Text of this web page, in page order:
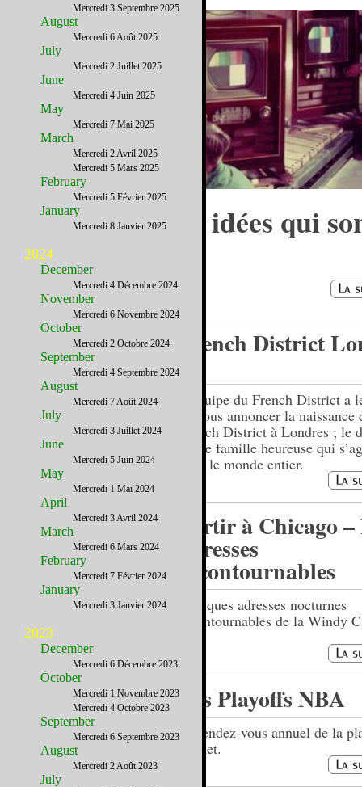
8 innovations et idées qui
nées à Chicago
French District
!
L’équipe du French District a
de vous annoncer la naissance
French District à Londres ; le
d’une famille heureuse qui
dans le monde entier.
Sortir à Chicago
adresses
incontournables
Quelques adresses nocturnes
incontournables de la Windy
Les Playoffs NBA
Le rendez-vous annuel de la
Basket.
Mercredi 3 Septembre 2025
August
Mercredi 6 Août 2025
July
Mercredi 2 Juillet 2025
June
Mercredi 4 Juin 2025
May
Mercredi 7 Mai 2025
March
Mercredi 2 Avril 2025
Mercredi 5 Mars 2025
February
Mercredi 5 Février 2025
January
Mercredi 8 Janvier 2025
2024
December
Mercredi 4 Décembre 2024
November
Mercredi 6 Novembre 2024
October
Mercredi 2 Octobre 2024
September
Mercredi 4 Septembre 2024
August
Mercredi 7 Août 2024
July
Mercredi 3 Juillet 2024
June
Mercredi 5 Juin 2024
May
Mercredi 1 Mai 2024
April
Mercredi 3 Avril 2024
March
Mercredi 6 Mars 2024
February
Mercredi 7 Février 2024
January
Mercredi 3 Janvier 2024
2023
December
Mercredi 6 Décembre 2023
October
Mercredi 1 Novembre 2023
Mercredi 4 Octobre 2023
September
Mercredi 6 Septembre 2023
August
Mercredi 2 Août 2023
July